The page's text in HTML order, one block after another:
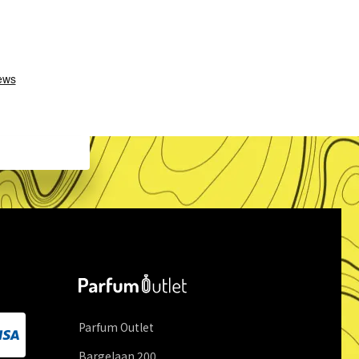
Parfum Outlet
Bargelaan 200